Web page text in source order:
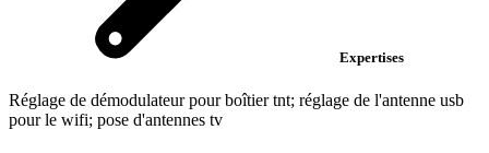
Expertises
Réglage de démodulateur pour boîtier tnt; réglage de l'antenne usb
pour le wifi; pose d'antennes tv